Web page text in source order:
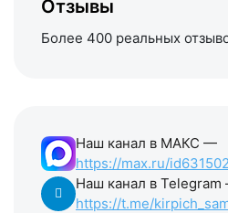
Отзывы
Более 400 реальных
Наш канал в МАКС —
https://max.ru/
Наш канал в
https://t.me/